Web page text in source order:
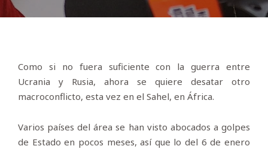
Como si no fuera suficiente con la guerra entre
Ucrania y Rusia, ahora se quiere desatar otro
macroconflicto, esta vez en el Sahel, en África.
Varios países del área se han visto abocados a golpes
de Estado en pocos meses, así que lo del 6 de enero